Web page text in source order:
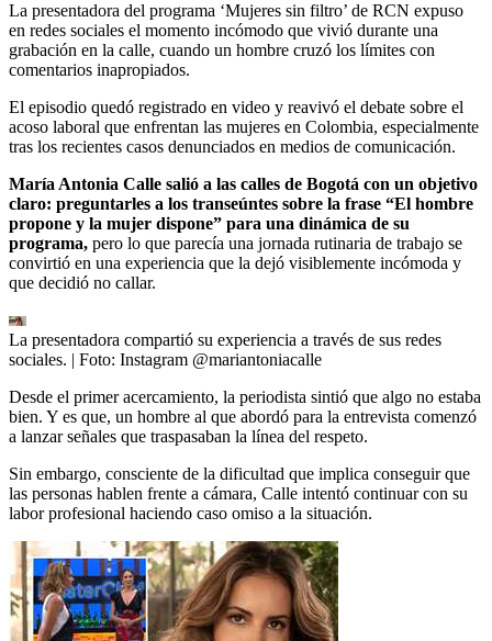
La presentadora del programa ‘Mujeres sin filtro’ de RCN expuso
en redes sociales el momento incómodo que vivió durante una
grabación en la calle, cuando un hombre cruzó los límites con
comentarios inapropiados.
El episodio quedó registrado en video y reavivó el debate sobre el
acoso laboral que enfrentan las mujeres en Colombia, especialmente
tras los recientes casos denunciados en medios de comunicación.
María Antonia Calle salió a las calles de Bogotá con un objetivo
claro: preguntarles a los transeúntes sobre la frase “El hombre
propone y la mujer dispone” para una dinámica de su
programa, pero lo que parecía una jornada rutinaria de trabajo se
convirtió en una experiencia que la dejó visiblemente incómoda y
que decidió no callar.
La presentadora compartió su experiencia a través de sus redes
sociales. | Foto: Instagram @mariantoniacalle
Desde el primer acercamiento, la periodista sintió que algo no estaba
bien. Y es que, un hombre al que abordó para la entrevista comenzó
a lanzar señales que traspasaban la línea del respeto.
Sin embargo, consciente de la dificultad que implica conseguir que
las personas hablen frente a cámara, Calle intentó continuar con su
labor profesional haciendo caso omiso a la situación.